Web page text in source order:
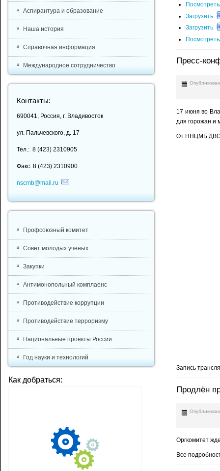
Загрузить
Загрузить
Пресс-
17 июня во
для горожан и
От ННЦМБ ДВО
Запись
Продлён
Оргкомитет
Все
Аспирантура и образование
Наша история
Справочная информация
Международное сотрудничество
Контакты:
690041, Россия, г. Владивосток
ул. Пальчевского, д. 17
Тел.: 8 (423) 2310905
Факс: 8 (423) 2310900
nscmb@mail.ru
Профсоюзный комитет
Совет молодых ученых
Закупки
Антимонопольный комплаенс
Противодействие коррупции
Противодействие терроризму
Национальные проекты России
Год науки и технологий
Как добраться: